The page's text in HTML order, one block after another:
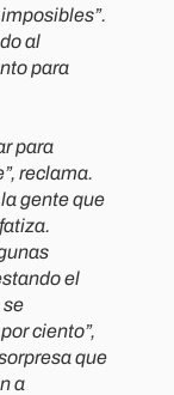
imposibles”.
al
para
para
, reclama.
gente que
el
se
ciento”,
que
a